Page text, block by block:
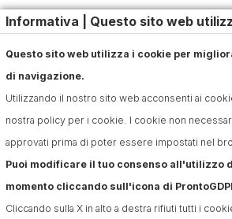
Informativa | Questo sito web
Questo sito web utilizza i cookie per
di navigazione.
Utilizzando il nostro sito web acconsenti ai
nostra policy per i cookie. I cookie non
approvati prima di poter essere impostati nel
Puoi modificare il tuo consenso all'utilizzo
momento cliccando sull'icona di
Cliccando sulla X in alto a destra rifiuti tutti i